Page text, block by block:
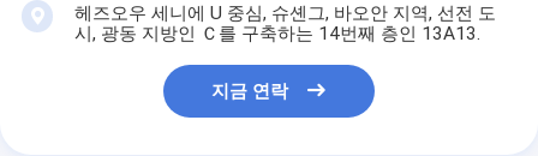
헤즈오우 세니에 U 중심, 슈셴그, 바오안 지역, 선전 도
시, 광동 지방인 Ｃ를 구축하는 14번째 층인 13A13.
지금 연락